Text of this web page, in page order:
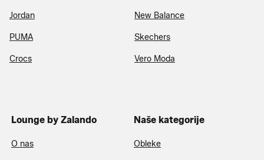
Jordan New Balance
PUMA Skechers
Crocs Vero Moda
Lounge by Zalando
O nas
Naše kategorije
Obleke